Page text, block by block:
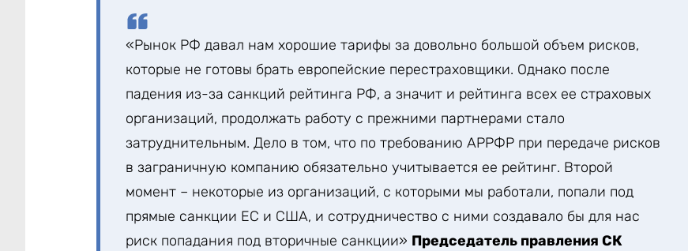
«Рынок РФ давал нам хорошие тарифы за довольно большой объем рисков,
которые не готовы брать европейские перестраховщики. Однако после
падения из-за санкций рейтинга РФ, а значит и рейтинга всех ее страховых
организаций, продолжать работу с прежними партнерами стало
затруднительным. Дело в том, что по требованию АРРФР при передаче рисков
в заграничную компанию обязательно учитывается ее рейтинг. Второй
момент – некоторые из организаций, с которыми мы работали, попали под
прямые санкции ЕС и США, и сотрудничество с ними создавало бы для нас
риск попадания под вторичные санкции» Председатель правления СК